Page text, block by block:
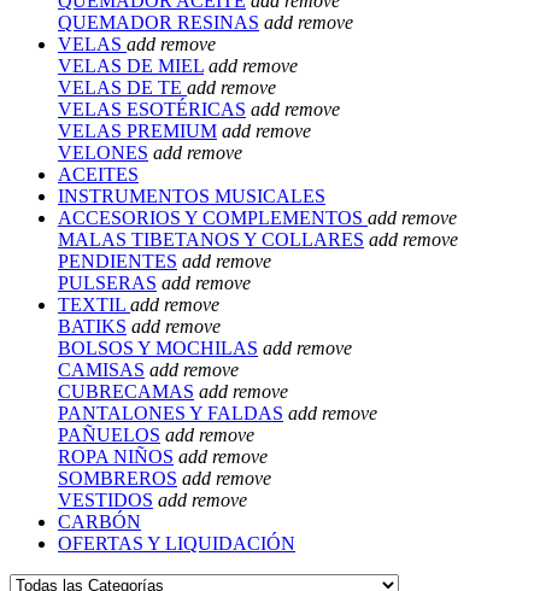
QUEMADOR RESINAS add remove
VELAS add remove
VELAS DE MIEL add remove
VELAS DE TE add remove
VELAS ESOTÉRICAS add remove
VELAS PREMIUM add remove
VELONES add remove
ACEITES
INSTRUMENTOS MUSICALES
ACCESORIOS Y COMPLEMENTOS add remove
MALAS TIBETANOS Y COLLARES add remove
PENDIENTES add remove
PULSERAS add remove
TEXTIL add remove
BATIKS add remove
BOLSOS Y MOCHILAS add remove
CAMISAS add remove
CUBRECAMAS add remove
PANTALONES Y FALDAS add remove
PAÑUELOS add remove
ROPA NIÑOS add remove
SOMBREROS add remove
VESTIDOS add remove
CARBÓN
OFERTAS Y LIQUIDACIÓN